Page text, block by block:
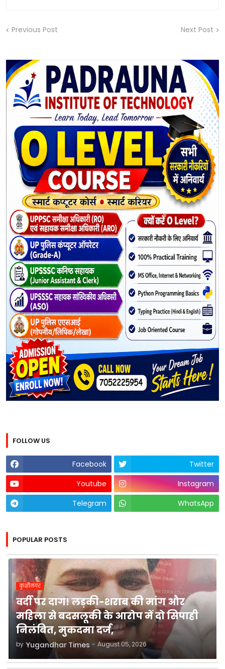
Previous Post Next Post
FOLLOW US
Facebook
Twitter
Youtube
Instagram
Telegram
WhatsApp
POPULAR POSTS
कुशीनगर
वर्दी पर दाग! लड़की-शराब की मांग और
महिला से बदसलूकी के आरोप में दो सिपाही
निलंबित, मुकदमा दर्ज,
by Yugandhar Times - August 05, 2026